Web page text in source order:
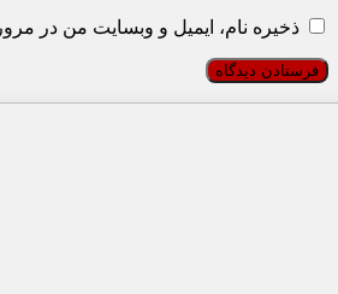
ذخیره نام، ایمیل و وبسایت من در